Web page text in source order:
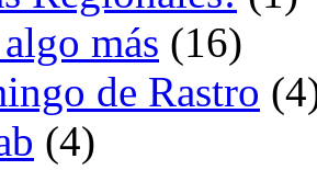
más (16)
de Rastro
(4)